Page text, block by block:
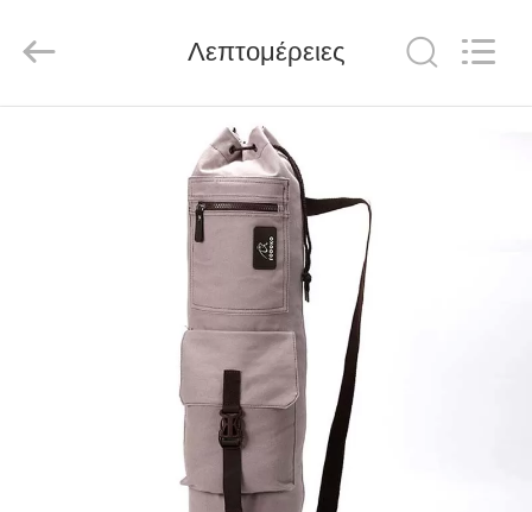
Co.,
Reserved.
Λεπτομέρειες